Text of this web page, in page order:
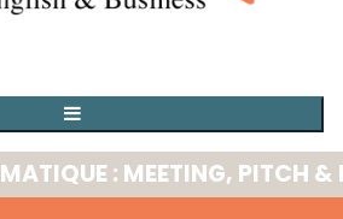
: MEETING, PITCH &